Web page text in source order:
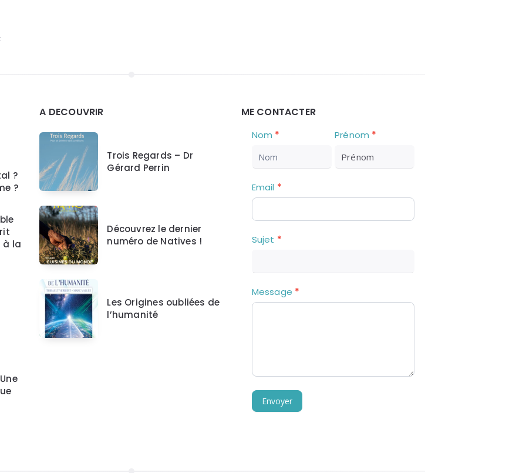
?
?
à la
A DECOUVRIR
Trois Regards – Dr
Gérard Perrin
Découvrez le dernier
numéro de Natives !
Les Origines oubliées de
l’humanité
ME CONTACTER
Nous
Contacter
Nom * Prénom *
Email *
Sujet *
Message *
Envoyer
S
o
s
t
s
h
u
m
e